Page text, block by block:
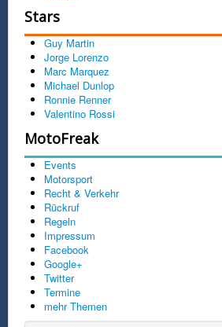
Stars
Guy Martin
Jorge Lorenzo
Marc Marquez
Michael Dunlop
Ronnie Renner
Valentino Rossi
MotoFreak
Events
Motorsport
Recht & Verkehr
Rückruf
Regeln
Impressum
Facebook
Google+
Twitter
Termine
mehr Themen